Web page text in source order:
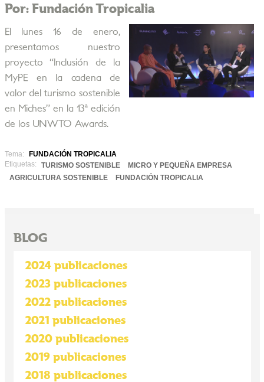
Por: Fundación Tropicalia
El lunes 16 de enero,
presentamos nuestro
proyecto “Inclusión de la
MyPE en la cadena de
valor del turismo sostenible
en Miches” en la 13ª edición
de los UNWTO Awards.
Tema:
FUNDACIÓN TROPICALIA
Etiquetas:
TURISMO SOSTENIBLE
MICRO Y PEQUEÑA EMPRESA
AGRICULTURA SOSTENIBLE
FUNDACIÓN TROPICALIA
BLOG
2024 publicaciones
2023 publicaciones
2022 publicaciones
2021 publicaciones
2020 publicaciones
2019 publicaciones
2018 publicaciones